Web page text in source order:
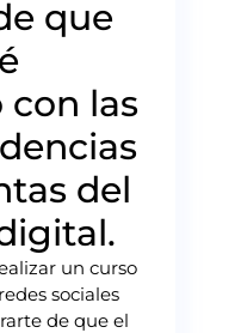
que
con las
del
un curso
sociales
de que el